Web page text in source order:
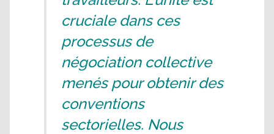
cruciale dans ces
processus de
négociation collective
menés pour obtenir des
conventions
sectorielles. Nous